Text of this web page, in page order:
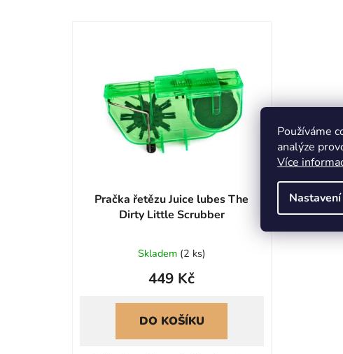
Používáme
analýze
Více
Nastavení
Pračka řetězu Juice lubes The
Dirty Little Scrubber
hodnocení
produktu
0,0
z
Skladem (2 ks)
449 Kč
DO KOŠÍKU